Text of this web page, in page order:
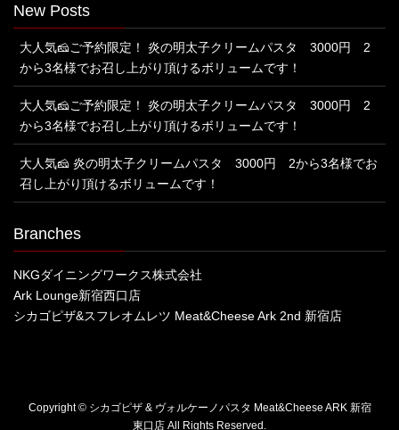
New Posts
大人気🧀ご予約限定！ 炎の明太子クリームパスタ 3000円 2
から3名様でお召し上がり頂けるボリュームです！
大人気🧀ご予約限定！ 炎の明太子クリームパスタ 3000円 2
から3名様でお召し上がり頂けるボリュームです！
大人気🧀 炎の明太子クリームパスタ 3000円 2から3名様でお
召し上がり頂けるボリュームです！
Branches
NKGダイニングワークス株式会社
Ark Lounge新宿西口店
シカゴピザ&スフレオムレツ Meat&Cheese Ark 2nd 新宿店
Copyright © シカゴピザ & ヴォルケーノパスタ Meat&Cheese ARK 新宿
東口店 All Rights Reserved.